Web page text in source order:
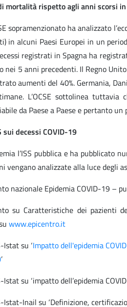
mortalità rispetto agli anni scorsi
sopramenzionato ha analizzato
in alcuni Paesi Europei in un
registrati in Spagna ha
nei 5 anni precedenti. Il Regno
aumenti del 40%. Germania,
L’OCSE sottolinea
da Paese a Paese e pertanto
sui decessi COVID-19
l’ISS pubblica e ha pubblicato
vengano analizzate alla luce degli
nazionale Epidemia COVID-19 –
su Caratteristiche dei pazienti
www.epicentro.it
Istat su ‘Impatto dell'epidemia
’
Istat su ‘impatto dell’epidemia
Istat-Inail su ‘Definizione,